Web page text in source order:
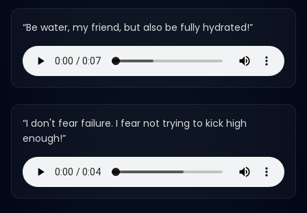
“Be water, my friend, but also be fully hydrated!”
“I don't fear failure. I fear not trying to kick high
enough!”